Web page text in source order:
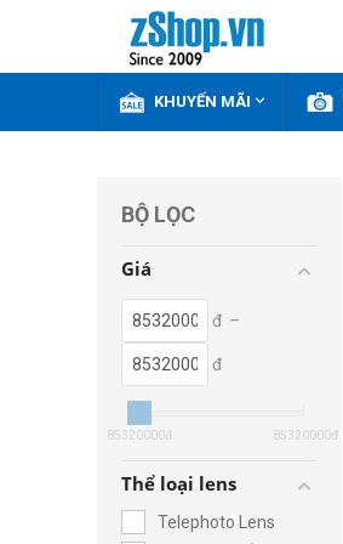
KHUYẾN MÃI 
BỘ LỌC
Giá
đ –
đ
85320000đ 85320000đ
Thể loại lens
Telephoto Lens